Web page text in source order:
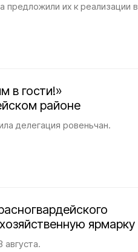
их к реализации в
в гости!»
районе
делегация ровеньчан.
ярмарку